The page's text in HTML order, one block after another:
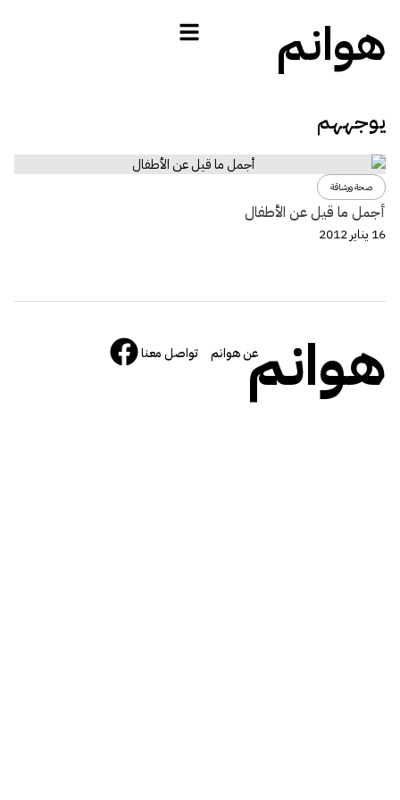
هوانم
يوجههم
صحة ورشاقة
أجمل ما قيل عن الأطفال
16 يناير 2012
هوانمعن هوانم تواصل معنا